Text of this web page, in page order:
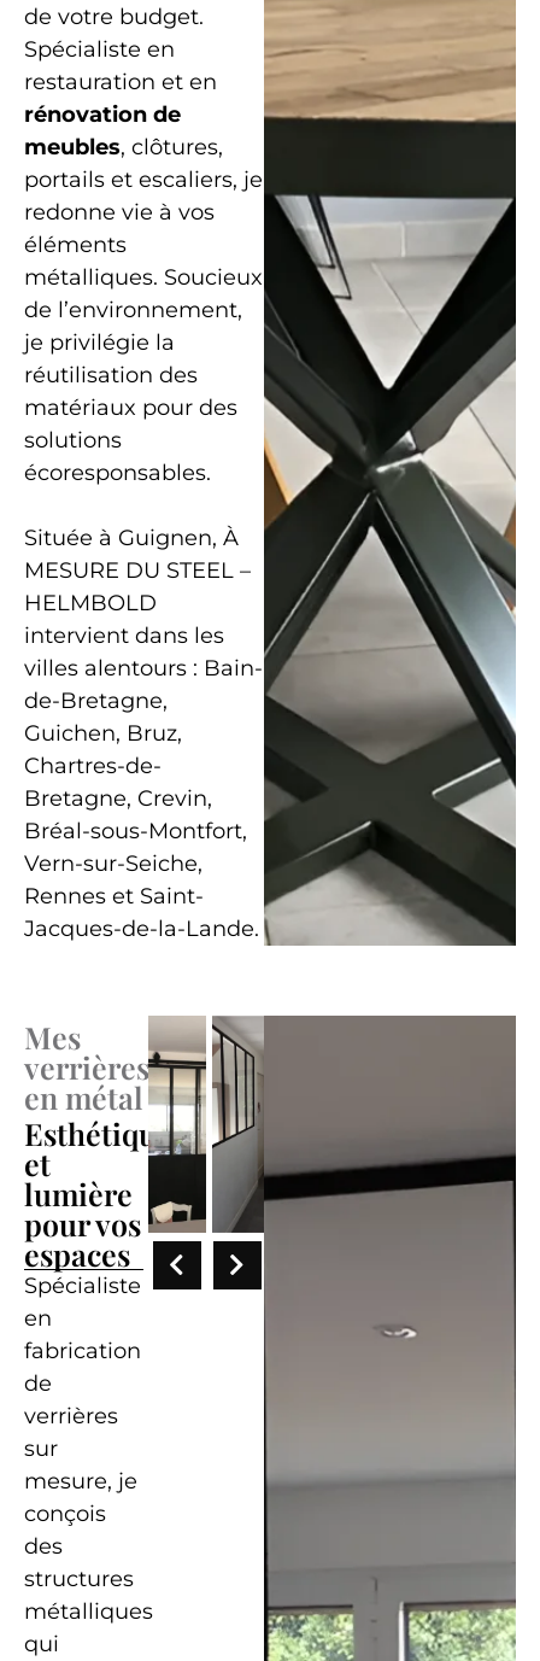
de votre budget.
Spécialiste en
restauration et en
rénovation de
meubles, clôtures,
portails et escaliers, je
redonne vie à vos
éléments
métalliques. Soucieux
de l’environnement,
je privilégie la
réutilisation des
matériaux pour des
solutions
écoresponsables.
Située à Guignen, À
MESURE DU STEEL –
HELMBOLD
intervient dans les
villes alentours : Bain-
de-Bretagne,
Guichen, Bruz,
Chartres-de-
Bretagne, Crevin,
Bréal-sous-Montfort,
Vern-sur-Seiche,
Rennes et Saint-
Jacques-de-la-Lande.
Mes
verrières
en métal
Esthétique
et
lumière
pour vos
espaces
Spécialiste
en
fabrication
de
verrières
sur
mesure, je
conçois
des
structures
métalliques
qui